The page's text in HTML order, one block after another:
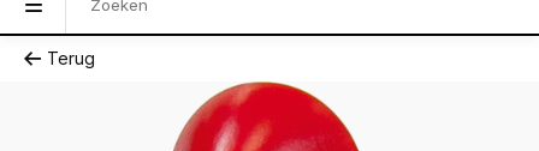
Terug